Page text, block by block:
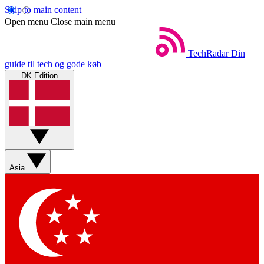
Skip to main content
Open menu Close main menu
TechRadar Din
guide til tech og gode køb
DK Edition
Asia